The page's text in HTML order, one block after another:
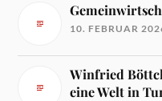
10. FEBRUAR
Winfried
eine Welt in